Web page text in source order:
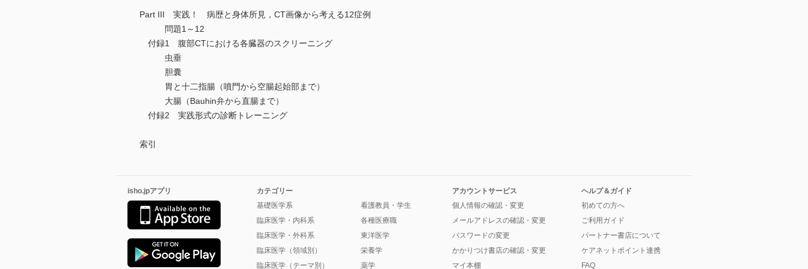
Part III 実践！ 病歴と身体所見，CT画像から考える12症例
問題1～12
付録1 腹部CTにおける各臓器のスクリーニング
虫垂
胆囊
胃と十二指腸（噴門から空腸起始部まで）
大腸（Bauhin弁から直腸まで）
付録2 実践形式の診断トレーニング
索引
isho.jpアプリ
カテゴリー
基礎医学系
臨床医学・内科系
臨床医学・外科系
臨床医学（領域別）
臨床医学（テーマ別）
看護教員・学生
各種医療職
東洋医学
栄養学
薬学
アカウントサービス
個人情報の確認・変更
メールアドレスの確認・変更
パスワードの変更
かかりつけ書店の確認・変更
マイ本棚
ヘルプ＆ガイド
初めての方へ
ご利用ガイド
パートナー書店について
ケアネットポイント連携
FAQ